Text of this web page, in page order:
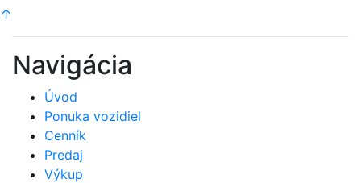
↑
Navigácia
Úvod
Ponuka vozidiel
Cenník
Predaj
Výkup